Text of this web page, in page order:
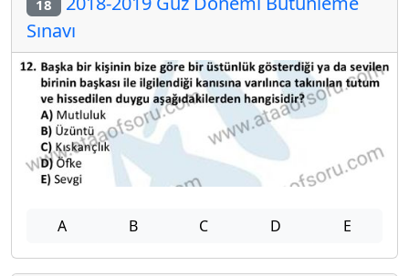
18
Sınavı
A B C D E